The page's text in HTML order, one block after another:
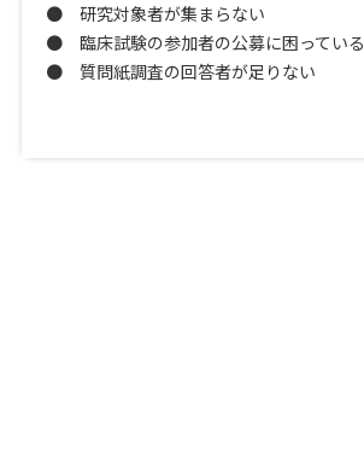
● 研究対象者が集まらない
● 臨床試験の参加者の公募に困っている
● 質問紙調査の回答者が足りない